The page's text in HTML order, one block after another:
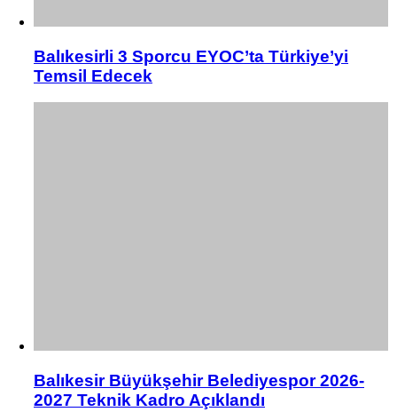
Balıkesirli 3 Sporcu EYOC’ta Türkiye’yi
Temsil Edecek
Balıkesir Büyükşehir Belediyespor 2026-
2027 Teknik Kadro Açıklandı